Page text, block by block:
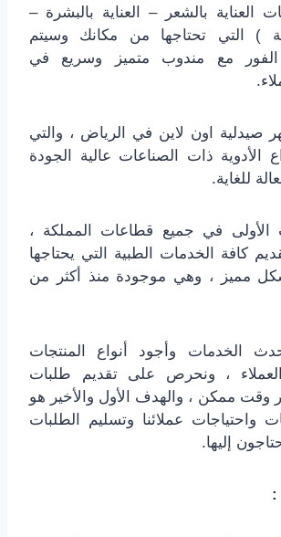
العناية بالشعر – العناية بالبشرة –
) التي تحتاجها من مكانك وسيتم
مع مندوب متميز وسريع في
صيدلية اون لاين في الرياض ، والتي
الأدوية ذات الصناعات عالية الجودة
للغاية.
الأولى في جميع قطاعات المملكة ،
كافة الخدمات الطبية التي يحتاجها
مميز ، وهي موجودة منذ أكثر من
الخدمات وأجود أنواع المنتجات
العملاء ، ونحرص على تقديم طلبات
وقت ممكن ، والهدف الأول والأخير هو
واحتياجات عملائنا وتسليم الطلبات
إليها.
: